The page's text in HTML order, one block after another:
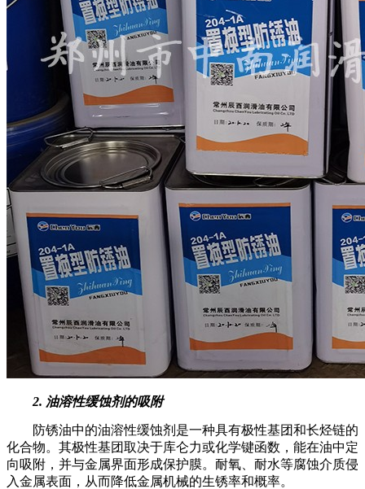
2. 油溶性缓蚀剂的吸附
防锈油中的油溶性缓蚀剂是一种具有极性基团和长烃链的
化合物。其极性基团取决于库仑力或化学键函数，能在油中定
向吸附，并与金属界面形成保护膜。耐氧、耐水等腐蚀介质侵
入金属表面，从而降低金属机械的生锈率和概率。